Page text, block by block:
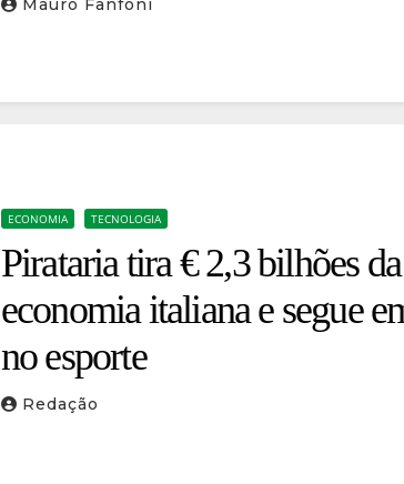
ECONOMIA TECNOLOGIA
Pirataria tira € 2,3 bilhões da
economia italiana e segue
no esporte
Redação